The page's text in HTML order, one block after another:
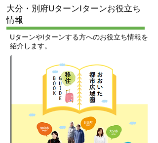
​大分・別府UターンIターンお役立ち
情報
UターンやIターンする方へのお役立ち情報を
紹介します。